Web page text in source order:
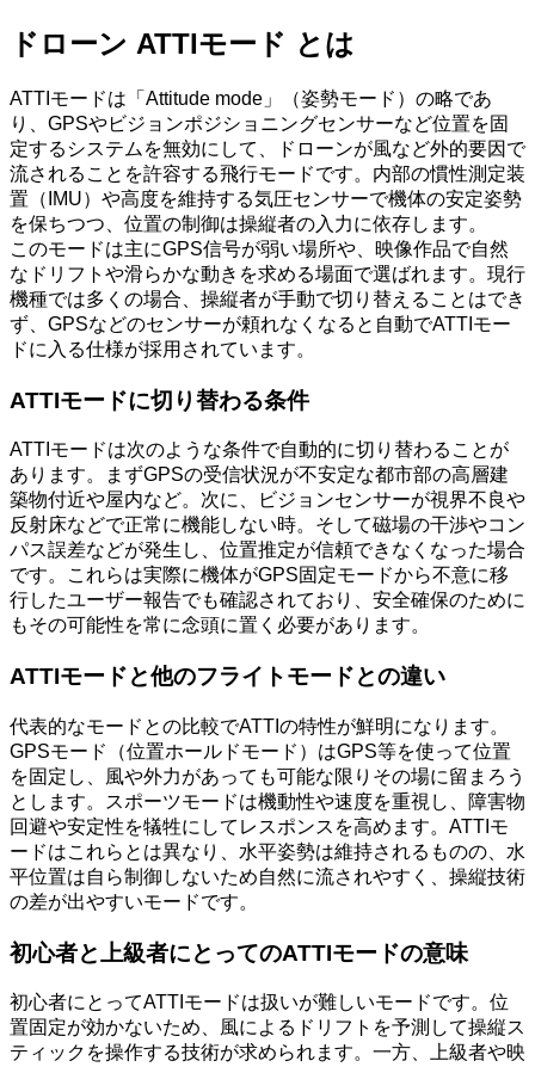
ドローン ATTIモード とは
ATTIモードは「Attitude mode」（姿勢モード）の略であ
り、GPSやビジョンポジショニングセンサーなど位置を固
定するシステムを無効にして、ドローンが風など外的要因で
流されることを許容する飛行モードです。内部の慣性測定装
置（IMU）や高度を維持する気圧センサーで機体の安定姿勢
を保ちつつ、位置の制御は操縦者の入力に依存します。
このモードは主にGPS信号が弱い場所や、映像作品で自然
なドリフトや滑らかな動きを求める場面で選ばれます。現行
機種では多くの場合、操縦者が手動で切り替えることはでき
ず、GPSなどのセンサーが頼れなくなると自動でATTIモー
ドに入る仕様が採用されています。
ATTIモードに切り替わる条件
ATTIモードは次のような条件で自動的に切り替わることが
あります。まずGPSの受信状況が不安定な都市部の高層建
築物付近や屋内など。次に、ビジョンセンサーが視界不良や
反射床などで正常に機能しない時。そして磁場の干渉やコン
パス誤差などが発生し、位置推定が信頼できなくなった場合
です。これらは実際に機体がGPS固定モードから不意に移
行したユーザー報告でも確認されており、安全確保のために
もその可能性を常に念頭に置く必要があります。
ATTIモードと他のフライトモードとの違い
代表的なモードとの比較でATTIの特性が鮮明になります。
GPSモード（位置ホールドモード）はGPS等を使って位置
を固定し、風や外力があっても可能な限りその場に留まろう
とします。スポーツモードは機動性や速度を重視し、障害物
回避や安定性を犠牲にしてレスポンスを高めます。ATTIモ
ードはこれらとは異なり、水平姿勢は維持されるものの、水
平位置は自ら制御しないため自然に流されやすく、操縦技術
の差が出やすいモードです。
初心者と上級者にとってのATTIモードの意味
初心者にとってATTIモードは扱いが難しいモードです。位
置固定が効かないため、風によるドリフトを予測して操縦ス
ティックを操作する技術が求められます。一方、上級者や映